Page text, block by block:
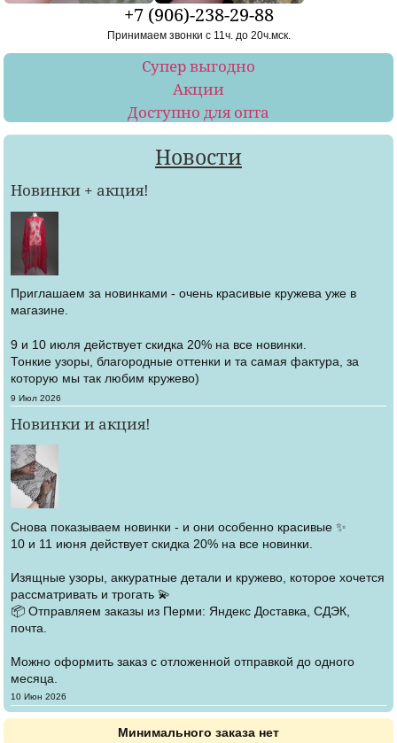
+7 (906)-238-29-88
Принимаем звонки с 11ч. до 20ч.мск.
Супер выгодно
Акции
Доступно для опта
Новости
Новинки + акция!
Приглашаем за новинками - очень красивые кружева уже в
магазине.
9 и 10 июля действует скидка 20% на все новинки.
Тонкие узоры, благородные оттенки и та самая фактура, за
которую мы так любим кружево)
Создано
9 Июл 2026
Новинки и акция!
Снова показываем новинки - и они особенно красивые ✨
10 и 11 июня действует скидка 20% на все новинки.
Изящные узоры, аккуратные детали и кружево, которое хочется
рассматривать и трогать 💫
📦 Отправляем заказы из Перми: Яндекс Доставка, СДЭК,
почта.
Можно оформить заказ с отложенной отправкой до одного
месяца.
Создано
10 Июн 2026
Минимального заказа нет